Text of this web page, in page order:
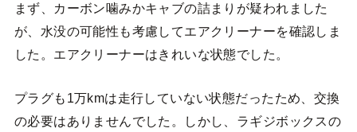
まず、カーボン噛みかキャブの詰まりが疑われました
が、水没の可能性も考慮してエアクリーナーを確認しま
した。エアクリーナーはきれいな状態でした。
プラグも1万kmは走行していない状態だったため、交換
の必要はありませんでした。しかし、ラギジボックスの